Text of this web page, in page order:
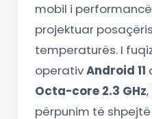
mobil i
projektuar
temperaturës. I
operativAndroid 11
Octa-core 2.3 GHz
përpunim të